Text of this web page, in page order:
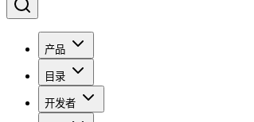
产品
目录
开发者